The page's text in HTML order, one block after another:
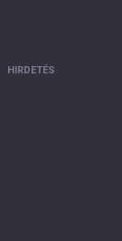
HIRDETÉS